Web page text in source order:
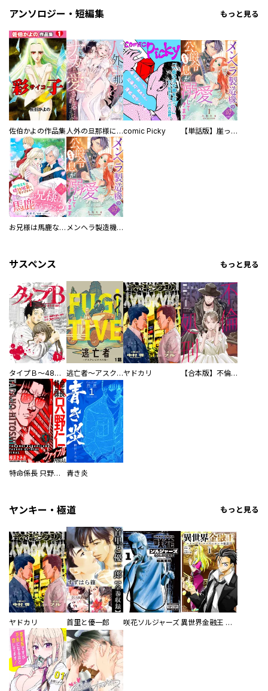
アンソロジー・短編集 もっと見る
佐伯かよの作品集 人外の旦那様に娶られ毎晩ナカまで愛される…。アンソロジーcomic Picky 【単話版】崖っぷち令嬢ですが、意地と策略で幸せになります！シリーズ
お兄様は馬鹿なんですか？～地味王女は婚約破棄に巻き込まれる～ メンヘラ製造機の公爵令息（過保護）が溺愛してきます
サスペンス もっと見る
タイプＢ～48時間後、致死率100％～【単話】 逃亡者～アスクレピオスの杖～ヤドカリ 【合本版】不倫処刑
特命係長 只野仁ファイナル 愛蔵版 青き炎
ヤンキー・極道 もっと見る
ヤドカリ 首里と優一郎 咲花ソルジャーズ 異世界金融王 ～クローネ・ゴルディオンの覇道～